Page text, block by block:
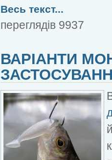
Весь текст...
переглядів 9937
ВАРІАНТИ